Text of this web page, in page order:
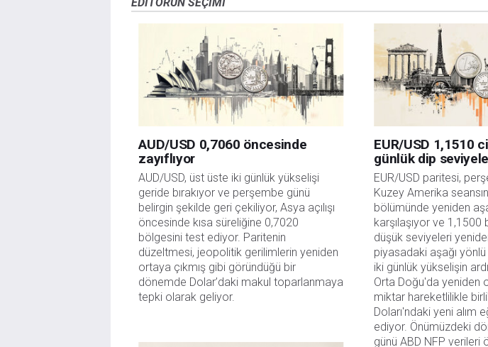
sitede yayınlanan bilgiler çalışanlar, ortaklar yada katkıda bulunanlar tarafından genel piyasa
danışmanlığı teşkil etmemektedir. FXStreet bu tür bilgilerin kullanımı nedeniyle doğrudan yada
herhangi bir kar kaybı herhangi bir sınırlama olmaksızın herhangi bir kayıp ya da hasar için
AUD/USD 0,7060 öncesinde
zayıflıyor
AUD/USD, üst üste iki günlük yükselişi
geride bırakıyor ve perşembe günü
belirgin şekilde geri çekiliyor, Asya açılışı
öncesinde kısa süreliğine 0,7020
bölgesini test ediyor. Paritenin
düzeltmesi, jeopolitik gerilimlerin yeniden
ortaya çıkmış gibi göründüğü bir
dönemde Dolar’daki makul toparlanmaya
tepki olarak geliyor.
EUR/USD 1,1510
günlük dip
EUR/USD paritesi,
Kuzey Amerika
bölümünde yeniden
karşılaşıyor ve 1,1500
düşük seviyeleri
piyasadaki aşağı
iki günlük yükselişin
Orta Doğu'da yeniden
miktar hareketlilikle
Doları'ndaki yeni alım
ediyor. Önümüzdeki
günü ABD NFP verileri